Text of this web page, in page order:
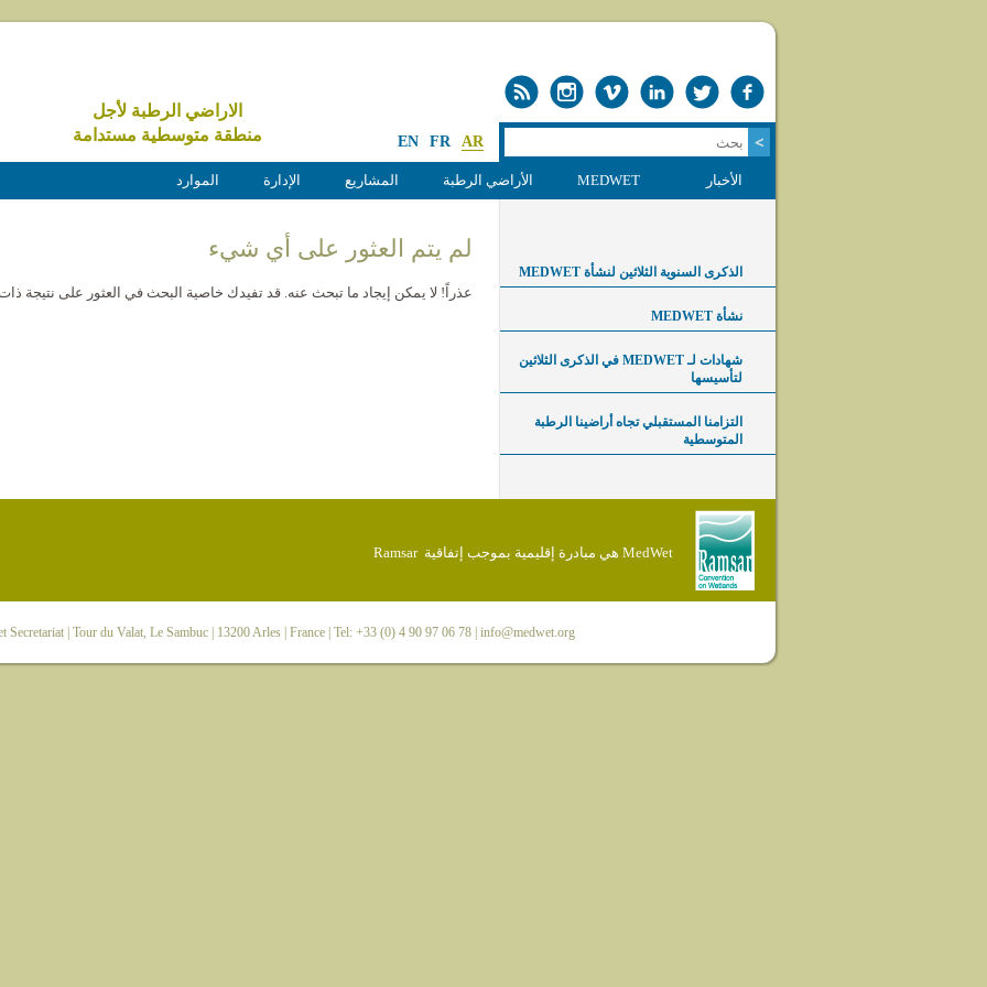
الاراضي الرطبة لأجل
منطقة متوسطية مستدامة
EN FR AR
الأخبار MEDWET الأراضي الرطبة المشاريع الإدارة الموارد
لم يتم العثور على أي شيء
عذراً! لا يمكن إيجاد ما تبحث عنه. قد تفيدك خاصية البحث في العثور على نتيجة
الذكرى السنوية الثلاثين لنشأة MEDWET
نشأة MEDWET
شهادات لـ MEDWET في الذكرى الثلاثين
لتأسيسها
التزامنا المستقبلي تجاه أراضينا الرطبة
المتوسطية
MedWet هي مبادرة إقليمية بموجب إتفاقية Ramsar
Secretariat| Tour du Valat, Le Sambuc | 13200 Arles | France | Tel: +33 (0) 4 90 97 06 78 | info@medwet.org